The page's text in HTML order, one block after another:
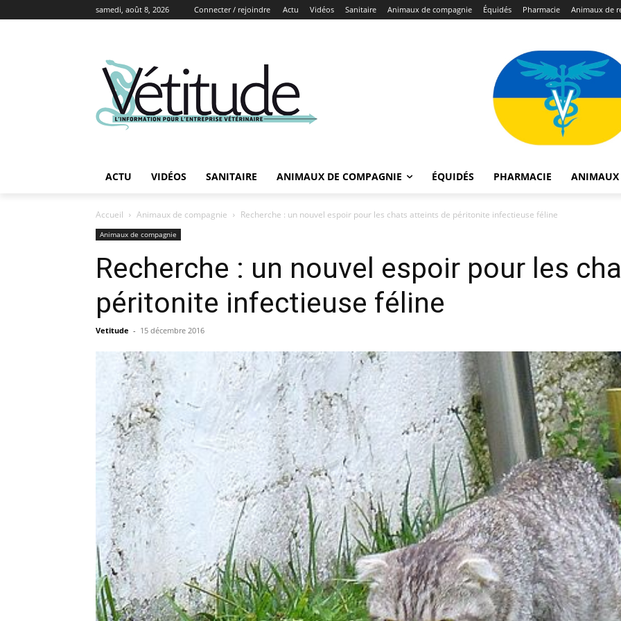
samedi, août 8, 2026 Connecter / rejoindre Actu Vidéos Sanitaire Animaux de compagnie Équidés Pharmacie Animaux de
ACTU VIDÉOS SANITAIRE ANIMAUX DE COMPAGNIE ÉQUIDÉS PHARMACIE ANIMAUX
Accueil Animaux de compagnie Recherche : un nouvel espoir pour les chats atteints de péritonite infectieuse féline
Animaux de compagnie
Recherche : un nouvel espoir pour les
péritonite infectieuse féline
Vetitude - 15 décembre 2016